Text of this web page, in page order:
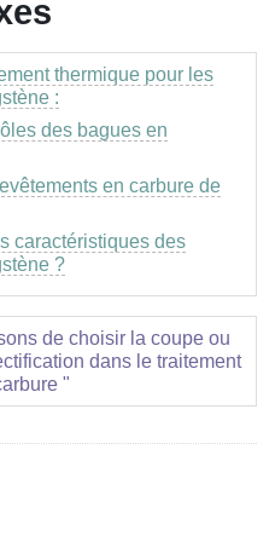
thermique pour les
:
des bagues en
en carbure de
caractéristiques des
?
de choisir la coupe ou
dans le traitement
"